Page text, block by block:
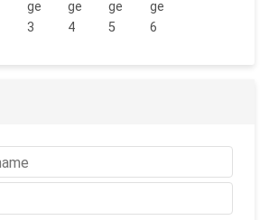
ge
3
ge
4
ge
5
ge
6